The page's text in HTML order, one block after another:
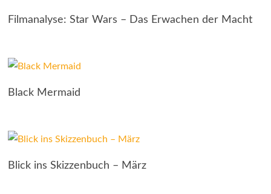
Filmanalyse: Star Wars – Das Erwachen der Macht
Black Mermaid
Blick ins Skizzenbuch – März